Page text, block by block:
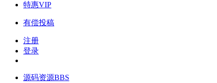
特惠VIP
有偿投稿
注册
登录
源码资源BBS